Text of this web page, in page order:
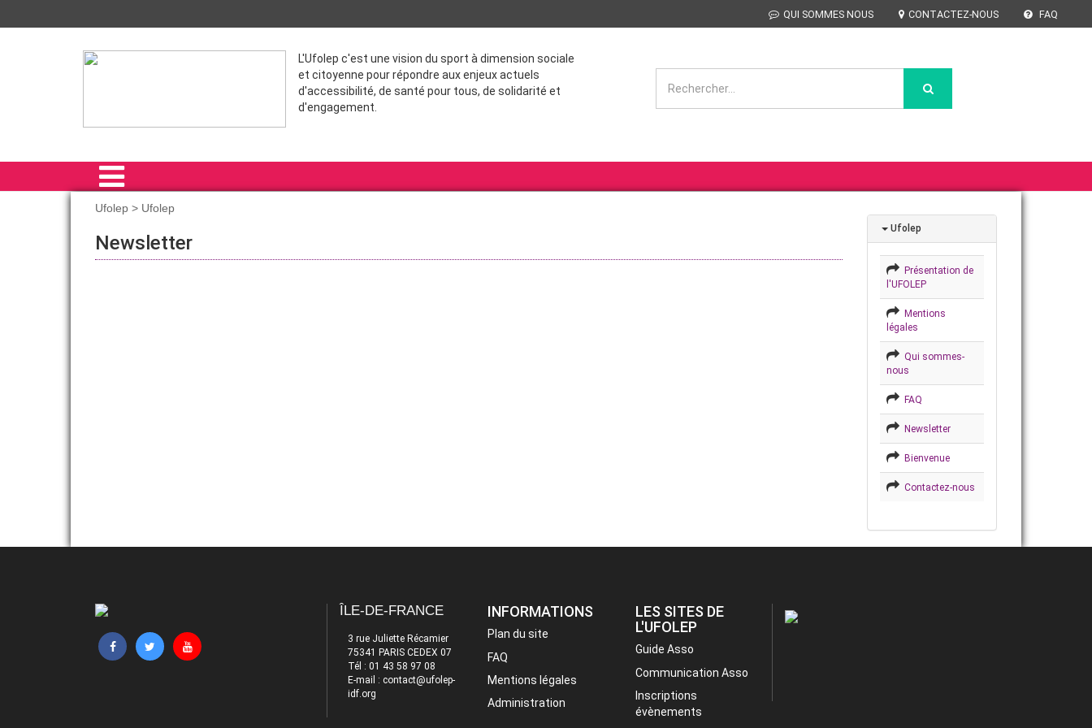
QUI SOMMES NOUS CONTACTEZ-NOUS FAQ
L'Ufolep c'est une vision du sport à dimension sociale
et citoyenne pour répondre aux enjeux actuels
d'accessibilité, de santé pour tous, de solidarité et
d'engagement.
COMITÉ RÉGIONAL IDF
Ufolep > Ufolep
Newsletter
Ufolep
Présentation de
l'UFOLEP
Mentions
légales
Qui sommes-
nous
FAQ
Newsletter
Bienvenue
Contactez-nous
ÎLE-DE-FRANCE
3 rue Juliette Récamier
75341 PARIS CEDEX 07
Tél : 01 43 58 97 08
E-mail : contact@ufolep-
idf.org
INFORMATIONS
Plan du site
FAQ
Mentions légales
Administration
LES SITES DE
L'UFOLEP
Guide Asso
Communication Asso
Inscriptions
évènements